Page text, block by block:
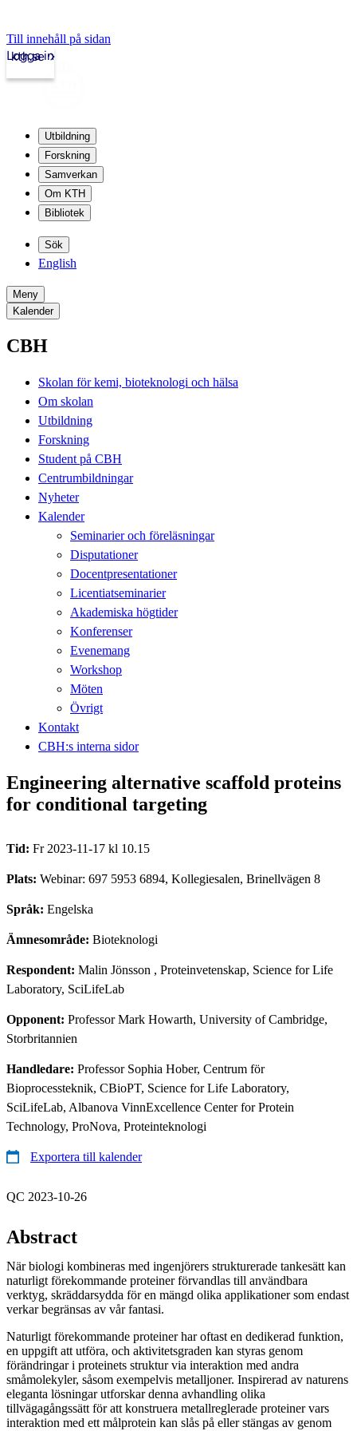
Till innehåll på sidan
kth.se
Logga in
Utbildning
Forskning
Samverkan
Om KTH
Bibliotek
Sök
English
Meny
Kalender
CBH
Skolan för kemi, bioteknologi och hälsa
Om skolan
Utbildning
Forskning
Student på CBH
Centrumbildningar
Nyheter
Kalender
Seminarier och föreläsningar
Disputationer
Docentpresentationer
Licentiatseminarier
Akademiska högtider
Konferenser
Evenemang
Workshop
Möten
Övrigt
Kontakt
CBH:s interna sidor
Engineering alternative scaffold proteins
for conditional targeting
Tid: Fr 2023-11-17 kl 10.15
Plats: Webinar: 697 5953 6894, Kollegiesalen, Brinellvägen 8
Språk: Engelska
Ämnesområde: Bioteknologi
Respondent: Malin Jönsson , Proteinvetenskap, Science for Life
Laboratory, SciLifeLab
Opponent: Professor Mark Howarth, University of Cambridge,
Storbritannien
Handledare: Professor Sophia Hober, Centrum för
Bioprocessteknik, CBioPT, Science for Life Laboratory,
SciLifeLab, Albanova VinnExcellence Center for Protein
Technology, ProNova, Proteinteknologi
Exportera till kalender
QC 2023-10-26
Abstract
När biologi kombineras med ingenjörers strukturerade tankesätt kan
naturligt förekommande proteiner förvandlas till användbara
verktyg, skräddarsydda för en mängd olika applikationer som endast
verkar begränsas av vår fantasi.
Naturligt förekommande proteiner har oftast en dedikerad funktion,
en uppgift att utföra, och aktivitetsgraden kan styras genom
förändringar i proteinets struktur via interaktion med andra
småmolekyler, såsom exempelvis metalljoner. Inspirerad av naturens
eleganta lösningar utforskar denna avhandling olika
tillvägagångssätt för att konstruera metallreglerade proteiner vars
interaktion med ett målprotein kan slås på eller stängas av genom